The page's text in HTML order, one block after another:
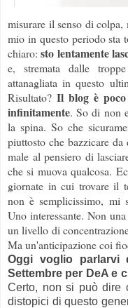
misurare il senso di
mio in questo periodo sta
chiaro:sto lentamente
e, stremata dalle
attanagliata in questo
Risultato? Il blog è
infinitamente. So di non
la spina. So che
piuttosto che bazzicare
male al pensiero di
che si muova qualcosa.
giornate in cui trovare il
non è semplicissimo, mi
Uno interessante. Non
un livello di
Ma un'anticipazione coi
Oggi voglio
Settembre per DeA e
Certo, non si può dire
distopici di questo